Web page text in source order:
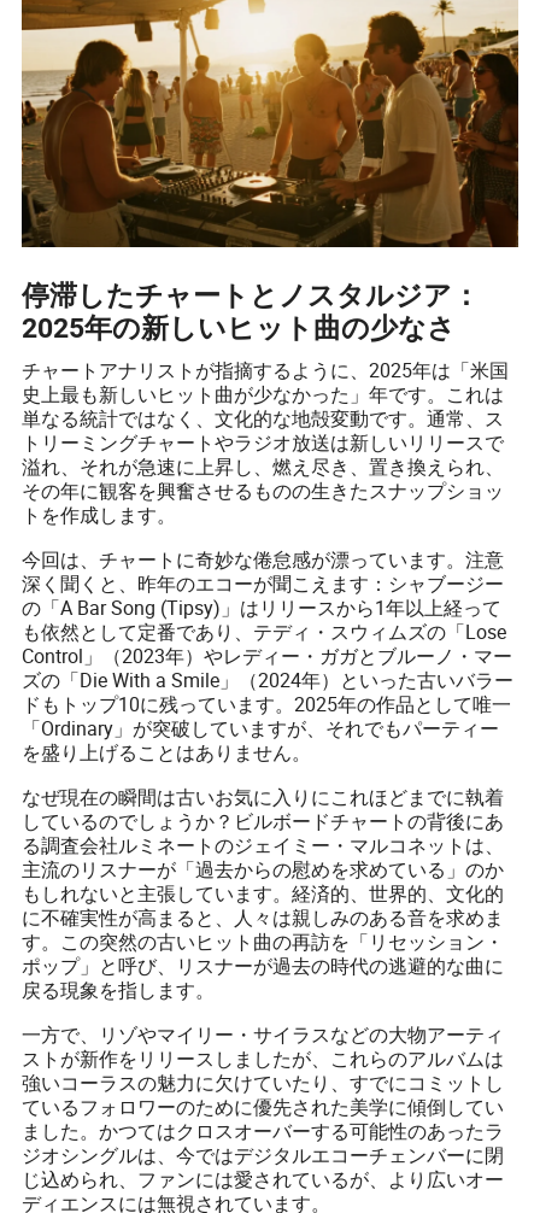
停滞したチャートとノスタルジア：
2025年の新しいヒット曲の少なさ
チャートアナリストが指摘するように、2025年は「米国
史上最も新しいヒット曲が少なかった」年です。これは
単なる統計ではなく、文化的な地殻変動です。通常、ス
トリーミングチャートやラジオ放送は新しいリリースで
溢れ、それが急速に上昇し、燃え尽き、置き換えられ、
その年に観客を興奮させるものの生きたスナップショッ
トを作成します。
今回は、チャートに奇妙な倦怠感が漂っています。注意
深く聞くと、昨年のエコーが聞こえます：シャブージー
の「A Bar Song (Tipsy)」はリリースから1年以上経って
も依然として定番であり、テディ・スウィムズの「Lose
Control」（2023年）やレディー・ガガとブルーノ・マー
ズの「Die With a Smile」（2024年）といった古いバラー
ドもトップ10に残っています。2025年の作品として唯一
「Ordinary」が突破していますが、それでもパーティー
を盛り上げることはありません。
なぜ現在の瞬間は古いお気に入りにこれほどまでに執着
しているのでしょうか？ビルボードチャートの背後にあ
る調査会社ルミネートのジェイミー・マルコネットは、
主流のリスナーが「過去からの慰めを求めている」のか
もしれないと主張しています。経済的、世界的、文化的
に不確実性が高まると、人々は親しみのある音を求めま
す。この突然の古いヒット曲の再訪を「リセッション・
ポップ」と呼び、リスナーが過去の時代の逃避的な曲に
戻る現象を指します。
一方で、リゾやマイリー・サイラスなどの大物アーティ
ストが新作をリリースしましたが、これらのアルバムは
強いコーラスの魅力に欠けていたり、すでにコミットし
ているフォロワーのために優先された美学に傾倒してい
ました。かつてはクロスオーバーする可能性のあったラ
ジオシングルは、今ではデジタルエコーチェンバーに閉
じ込められ、ファンには愛されているが、より広いオー
ディエンスには無視されています。